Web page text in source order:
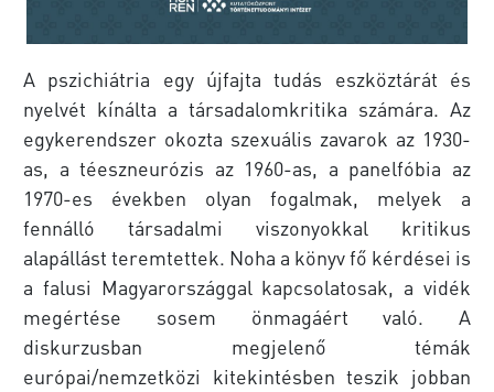
A pszichiátria egy újfajta tudás eszköztárát és
nyelvét kínálta a társadalomkritika számára. Az
egykerendszer okozta szexuális zavarok az 1930-
as, a téeszneurózis az 1960-as, a panelfóbia az
1970-es években olyan fogalmak, melyek a
fennálló társadalmi viszonyokkal kritikus
alapállást teremtettek. Noha a könyv fő kérdései is
a falusi Magyarországgal kapcsolatosak, a vidék
meg­értése sosem önmagáért való. A
diskurzusban megjelenő témák
európai/nemzetközi kitekintésben teszik jobban